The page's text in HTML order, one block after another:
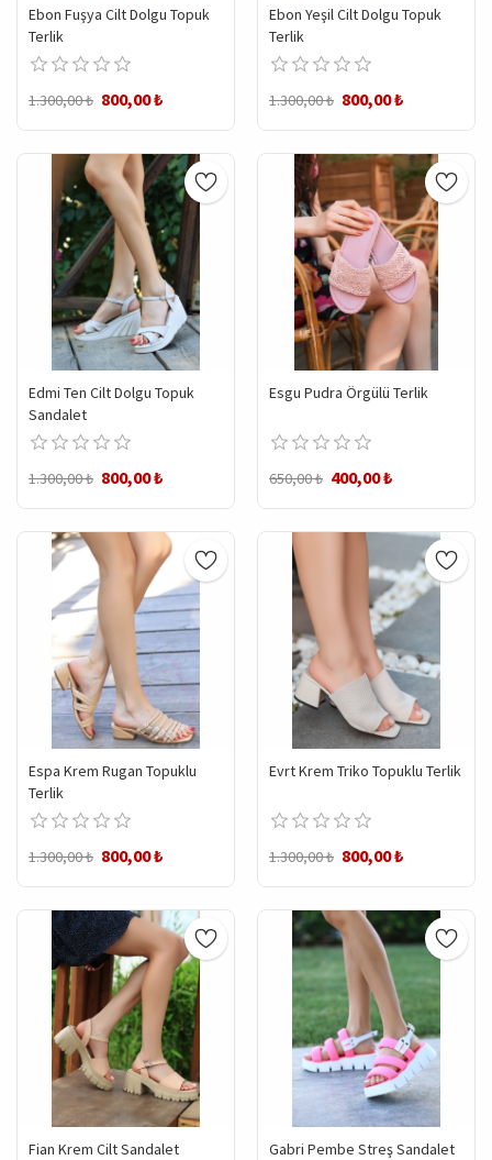
Ebon Fuşya Cilt Dolgu Topuk
Terlik
1.300,00 ₺ 800,00 ₺
Ebon Yeşil Cilt Dolgu Topuk
Terlik
1.300,00 ₺ 800,00 ₺
Edmi Ten Cilt Dolgu Topuk
Sandalet
1.300,00 ₺ 800,00 ₺
Esgu Pudra Örgülü Terlik
650,00 ₺ 400,00 ₺
Espa Krem Rugan Topuklu
Terlik
1.300,00 ₺ 800,00 ₺
Evrt Krem Triko Topuklu Terlik
1.300,00 ₺ 800,00 ₺
Fian Krem Cilt Sandalet Gabri Pembe Streş Sandalet